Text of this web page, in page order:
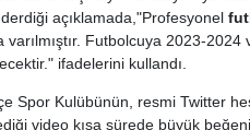
açıklamada,"Profesyonel
varılmıştır. Futbolcuya 2023-
ifadelerini kullandı.
Spor Kulübünün, resmi Twitter
video kısa sürede büyük beğeni